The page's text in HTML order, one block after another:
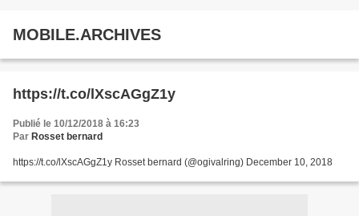
MOBILE.ARCHIVES
https://t.co/lXscAGgZ1y
Publié le 10/12/2018 à 16:23
Par Rosset bernard
https://t.co/lXscAGgZ1y Rosset bernard (@ogivalring) December 10, 2018